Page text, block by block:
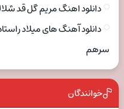
دانلود اهنگ مریم گل قد
دانلود آهنگ های میلاد
سرهم
خوانندگان